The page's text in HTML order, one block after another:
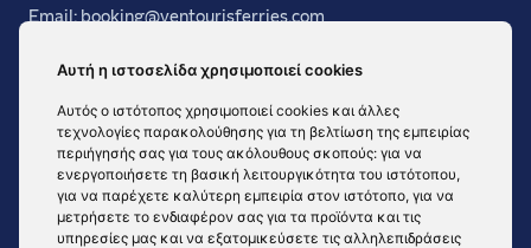
Αυτή η ιστοσελίδα χρησιμοποιεί cookies
Αυτός ο ιστότοπος χρησιμοποιεί cookies και άλλες
τεχνολογίες παρακολούθησης για τη βελτίωση της εμπειρίας
περιήγησής σας για τους ακόλουθους σκοπούς: για να
ενεργοποιήσετε τη βασική λειτουργικότητα του ιστότοπου,
για να παρέχετε καλύτερη εμπειρία στον ιστότοπο, για να
μετρήσετε το ενδιαφέρον σας για τα προϊόντα και τις
υπηρεσίες μας και να εξατομικεύσετε τις αλληλεπιδράσεις
Email: booking@ventourisferries.com
FAQ
Υπηρεσίες
Προορισμοί
Στόλος
Σύνδεση πρακτόρων